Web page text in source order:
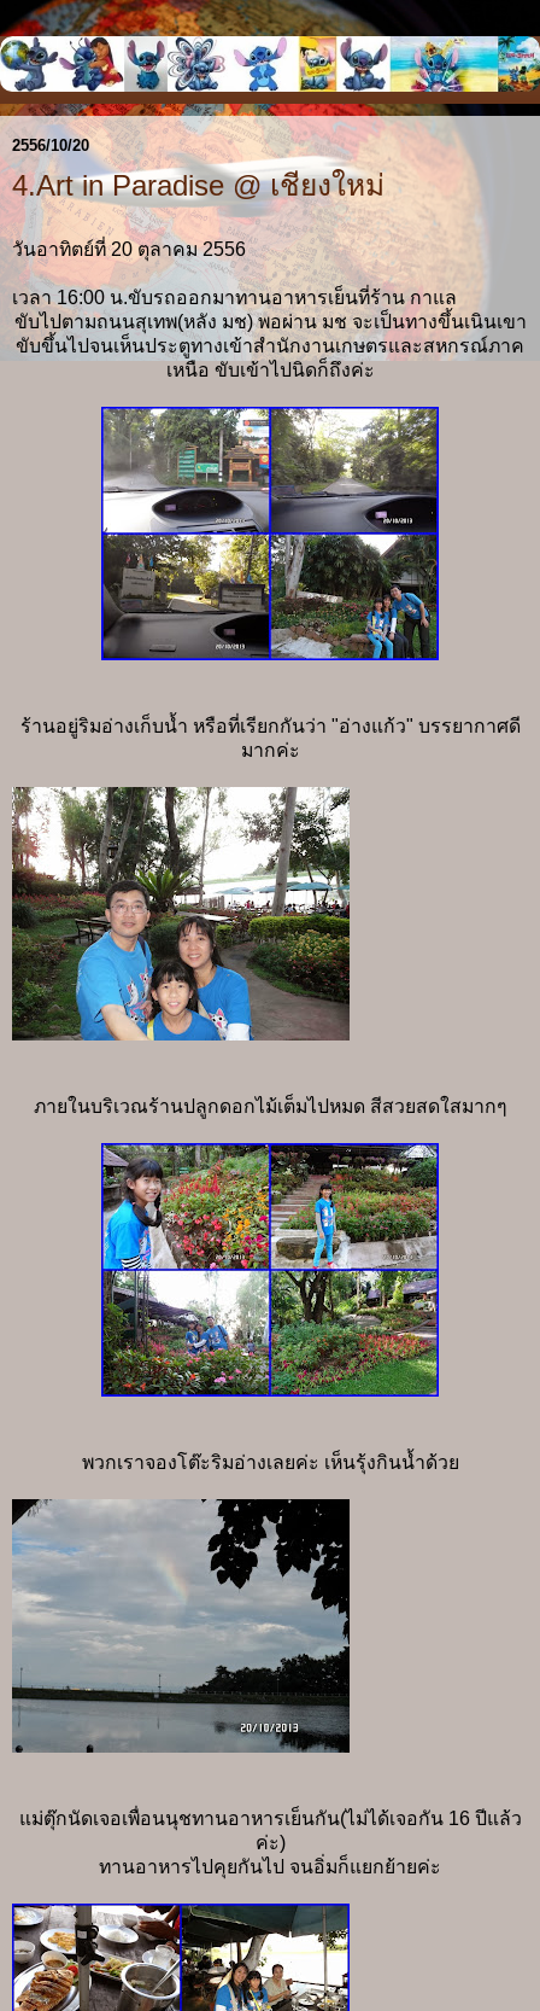
2556/10/20
4.Art in Paradise @ เชียงใหม่
วันอาทิตย์ที่ 20 ตุลาคม 2556
เวลา 16:00 น.ขับรถออกมาทานอาหารเย็นที่ร้าน กาแล
ขับไปตามถนนสุเทพ(หลัง มช) พอผ่าน มช จะเป็นทางขึ้นเนินเขา
ขับขึ้นไปจนเห็นประตูทางเข้าสำนักงานเกษตรและสหกรณ์ภาค
เหนือ ขับเข้าไปนิดก็ถึงค่ะ
ร้านอยู่ริมอ่างเก็บน้ำ หรือที่เรียกกันว่า "อ่างแก้ว" บรรยากาศดี
มากค่ะ
ภายในบริเวณร้านปลูกดอกไม้เต็มไปหมด สีสวยสดใสมากๆ
พวกเราจองโต๊ะริมอ่างเลยค่ะ เห็นรุ้งกินน้ำด้วย
แม่ตุ๊กนัดเจอเพื่อนนุชทานอาหารเย็นกัน(ไม่ได้เจอกัน 16 ปีแล้ว
ค่ะ)
ทานอาหารไปคุยกันไป จนอิ่มก็แยกย้ายค่ะ